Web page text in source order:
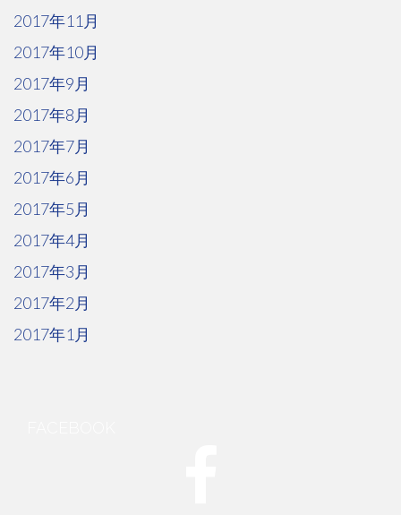
2017年11月
2017年10月
2017年9月
2017年8月
2017年7月
2017年6月
2017年5月
2017年4月
2017年3月
2017年2月
2017年1月